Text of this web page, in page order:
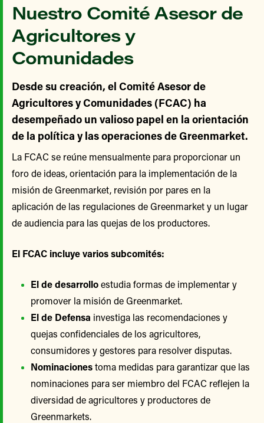
Nuestro Comité Asesor de
Agricultores y
Comunidades
Desde su creación, el Comité Asesor de
Agricultores y Comunidades (FCAC) ha
desempeñado un valioso papel en la orientación
de la política y las operaciones de Greenmarket.
La FCAC se reúne mensualmente para proporcionar un
foro de ideas, orientación para la implementación de la
misión de Greenmarket, revisión por pares en la
aplicación de las regulaciones de Greenmarket y un lugar
de audiencia para las quejas de los productores.
El FCAC incluye varios subcomités:
El de desarrolloestudia formas de implementar y
promover la misión de Greenmarket.
El de Defensa investiga las recomendaciones y
quejas confidenciales de los agricultores,
consumidores y gestores para resolver disputas.
Nominacionestoma medidas para garantizar que las
nominaciones para ser miembro del FCAC reflejen la
diversidad de agricultores y productores de
Greenmarkets.